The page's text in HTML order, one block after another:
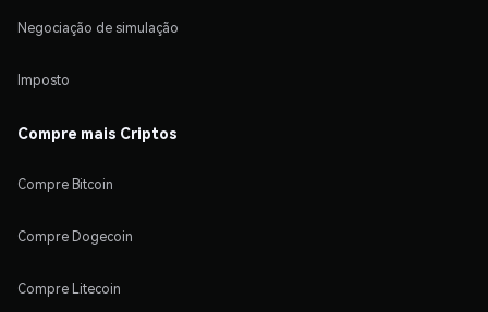
Negociação de simulação
Imposto
Compre mais Criptos
Compre Bitcoin
Compre Dogecoin
Compre Litecoin